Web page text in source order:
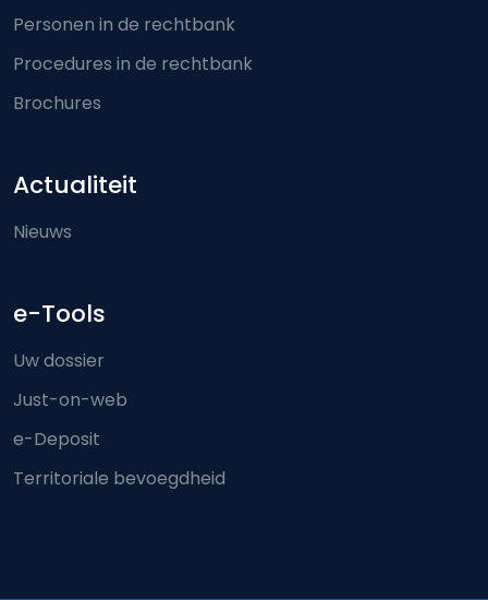
Personen in de rechtbank
Procedures in de rechtbank
Brochures
Actualiteit
Nieuws
e-Tools
Uw dossier
Just-on-web
e-Deposit
Territoriale bevoegdheid